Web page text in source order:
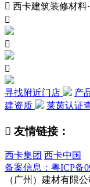
 西卡建筑装修材料



寻找附近门店 产
建资质
莱茵认证
 友情链接：
西卡集团 西卡中国
备案信息：粤ICP备
（广州）建材有限